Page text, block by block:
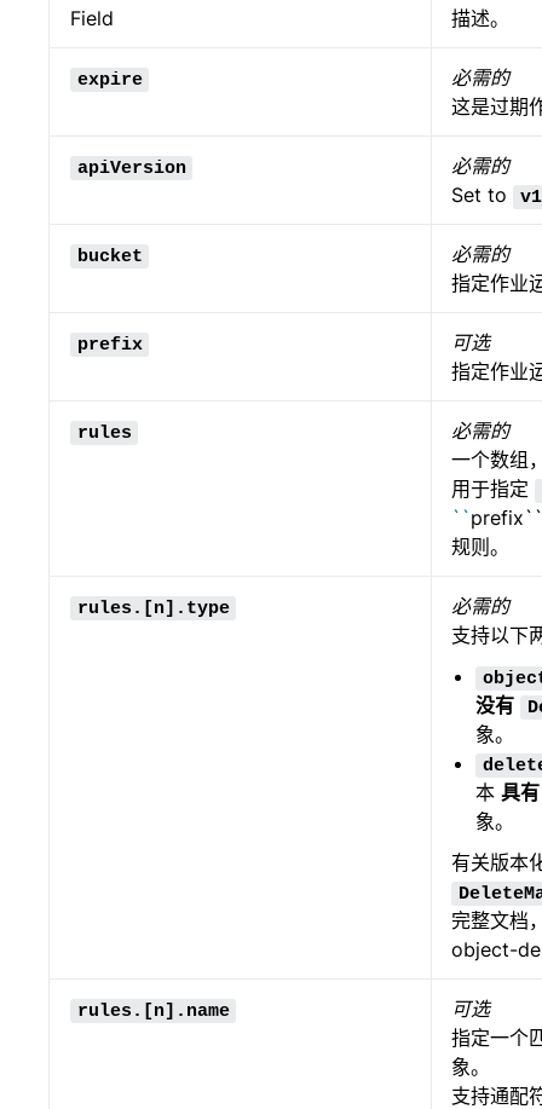
Field 描述。
expire
必需的
这是过期
apiVersion
必需的
Set to
v1
bucket
必需的
指定作业
prefix
可选
指定作业
rules
必需的
一个数组
用于指定
``prefix``
规则。
rules.[n].type
必需的
支持以下
没有
象。
本 具有
象。
有关版本
完整文档
object-
rules.[n].name
可选
指定一个
象。
支持通配